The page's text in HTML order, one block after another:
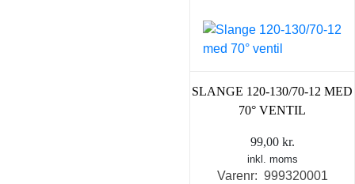
SLANGE 120-130/70-12 MED
70° VENTIL
99,00 kr.
inkl. moms
Varenr: 999320001